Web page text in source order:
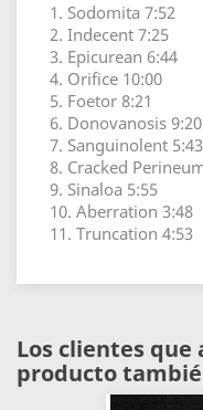
1. Sodomita 7:52
2. Indecent 7:25
3. Epicurean 6:44
4. Orifice 10:00
5. Foetor 8:21
6. Donovanosis 9:20
7. Sanguinolent 5:43
8. Cracked
9. Sinaloa 5:55
10. Aberration 3:48
11. Truncation 4:53
Los clientes
producto